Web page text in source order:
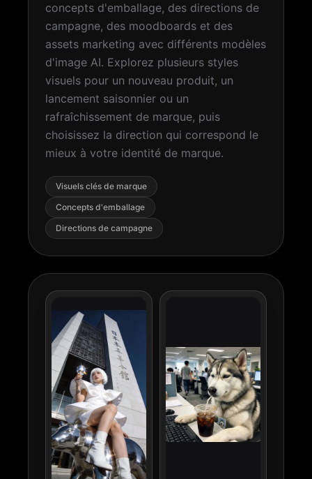
concepts d'emballage, des directions de
campagne, des moodboards et des
assets marketing avec différents modèles
d'image AI. Explorez plusieurs styles
visuels pour un nouveau produit, un
lancement saisonnier ou un
rafraîchissement de marque, puis
choisissez la direction qui correspond le
mieux à votre identité de marque.
Visuels clés de marque
Concepts d'emballage
Directions de campagne